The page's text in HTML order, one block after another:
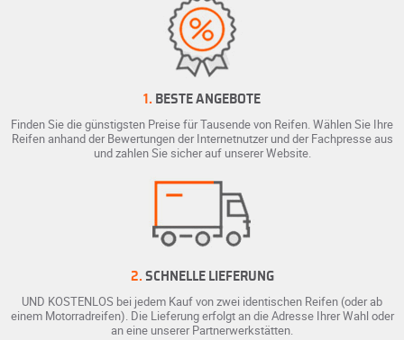
1. BESTE ANGEBOTE
Finden Sie die günstigsten Preise für Tausende von Reifen. Wählen Sie Ihre
Reifen anhand der Bewertungen der Internetnutzer und der Fachpresse aus
und zahlen Sie sicher auf unserer Website.
2. SCHNELLE LIEFERUNG
UND KOSTENLOS bei jedem Kauf von zwei identischen Reifen (oder ab
einem Motorradreifen). Die Lieferung erfolgt an die Adresse Ihrer Wahl oder
an eine unserer Partnerwerkstätten.